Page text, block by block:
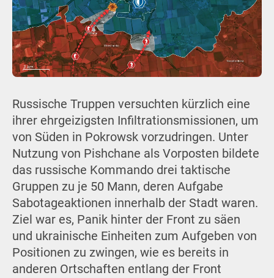
Russische Truppen versuchten kürzlich eine
ihrer ehrgeizigsten Infiltrationsmissionen, um
von Süden in Pokrowsk vorzudringen. Unter
Nutzung von Pishchane als Vorposten bildete
das russische Kommando drei taktische
Gruppen zu je 50 Mann, deren Aufgabe
Sabotageaktionen innerhalb der Stadt waren.
Ziel war es, Panik hinter der Front zu säen
und ukrainische Einheiten zum Aufgeben von
Positionen zu zwingen, wie es bereits in
anderen Ortschaften entlang der Front